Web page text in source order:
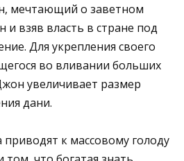
мечтающий о заветном
и взяв власть в стране под
Для укрепления своего
во вливании больших
увеличивает размер
дани.
к массовому голоду